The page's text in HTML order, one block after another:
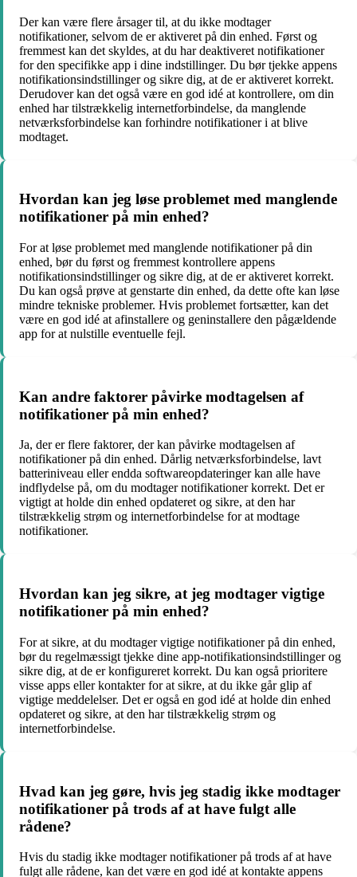
Der kan være flere årsager til, at du ikke modtager
notifikationer, selvom de er aktiveret på din enhed. Først og
fremmest kan det skyldes, at du har deaktiveret notifikationer
for den specifikke app i dine indstillinger. Du bør tjekke appens
notifikationsindstillinger og sikre dig, at de er aktiveret korrekt.
Derudover kan det også være en god idé at kontrollere, om din
enhed har tilstrækkelig internetforbindelse, da manglende
netværksforbindelse kan forhindre notifikationer i at blive
modtaget.
Hvordan kan jeg løse problemet med manglende
notifikationer på min enhed?
For at løse problemet med manglende notifikationer på din
enhed, bør du først og fremmest kontrollere appens
notifikationsindstillinger og sikre dig, at de er aktiveret korrekt.
Du kan også prøve at genstarte din enhed, da dette ofte kan løse
mindre tekniske problemer. Hvis problemet fortsætter, kan det
være en god idé at afinstallere og geninstallere den pågældende
app for at nulstille eventuelle fejl.
Kan andre faktorer påvirke modtagelsen af
notifikationer på min enhed?
Ja, der er flere faktorer, der kan påvirke modtagelsen af
notifikationer på din enhed. Dårlig netværksforbindelse, lavt
batteriniveau eller endda softwareopdateringer kan alle have
indflydelse på, om du modtager notifikationer korrekt. Det er
vigtigt at holde din enhed opdateret og sikre, at den har
tilstrækkelig strøm og internetforbindelse for at modtage
notifikationer.
Hvordan kan jeg sikre, at jeg modtager vigtige
notifikationer på min enhed?
For at sikre, at du modtager vigtige notifikationer på din enhed,
bør du regelmæssigt tjekke dine app-notifikationsindstillinger og
sikre dig, at de er konfigureret korrekt. Du kan også prioritere
visse apps eller kontakter for at sikre, at du ikke går glip af
vigtige meddelelser. Det er også en god idé at holde din enhed
opdateret og sikre, at den har tilstrækkelig strøm og
internetforbindelse.
Hvad kan jeg gøre, hvis jeg stadig ikke modtager
notifikationer på trods af at have fulgt alle
rådene?
Hvis du stadig ikke modtager notifikationer på trods af at have
fulgt alle rådene, kan det være en god idé at kontakte appens